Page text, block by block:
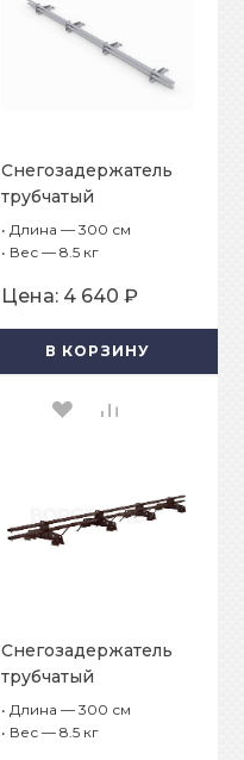
Снегозадержатель
трубчатый
плоскоовальный
BORGE 25х45 мм, L-3
металлочерепицы с
шагом обрешётки
400 мм
• Длина — 300 см
• Вес — 8.5 кг
Цена: 4 640 ₽
В КОРЗИНУ
Снегозадержатель
трубчатый
плоскоовальный
BORGE 25х45 мм, L-3
• Длина — 300 см
• Вес — 8.5 кг